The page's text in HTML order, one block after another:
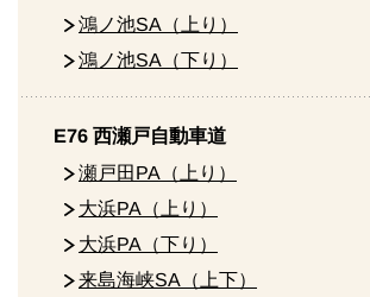
鴻ノ池SA（上り）
鴻ノ池SA（下り）
E76 西瀬戸自動車道
瀬戸田PA（上り）
大浜PA（上り）
大浜PA（下り）
来島海峡SA（上下）